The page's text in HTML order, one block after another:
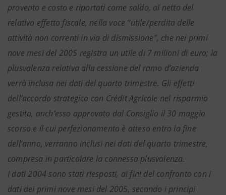
provento e costo e riportati come saldo, al netto del
relativo effetto fiscale, nella voce “utile/perdita delle
attività non correnti in via di dismissione”, che nei primi
nove mesi del 2005 registra un utile di 7 milioni di euro; la
plusvalenza relativa alla cessione del ramo d’azienda
verrà inclusa nei dati del quarto trimestre. Gli effetti
dell’accordo strategico con Crédit Agricole nel risparmio
gestito, anch’esso approvato dal Consiglio il 30 maggio
scorso e il cui perfezionamento è atteso entro la fine
dell’anno, verranno inclusi nei dati del quarto trimestre,
compresa in particolare la connessa plusvalenza.
I dati 2004 sono stati riesposti, ai fini del confronto con i
dati dei primi nove mesi del 2005, secondo i principi